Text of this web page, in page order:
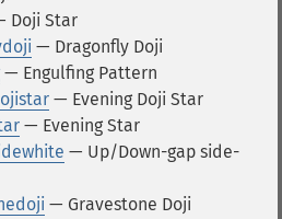
Doji Star
— Dragonfly Doji
— Engulfing Pattern
— Evening Doji Star
— Evening Star
— Up/Down-gap side-
— Gravestone Doji